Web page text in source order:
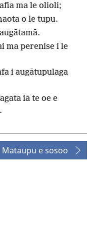
ma le olioli;
o le tupu.
ma perenise i le
i augātupulaga
iā te oe e
Mataupu e sosoo